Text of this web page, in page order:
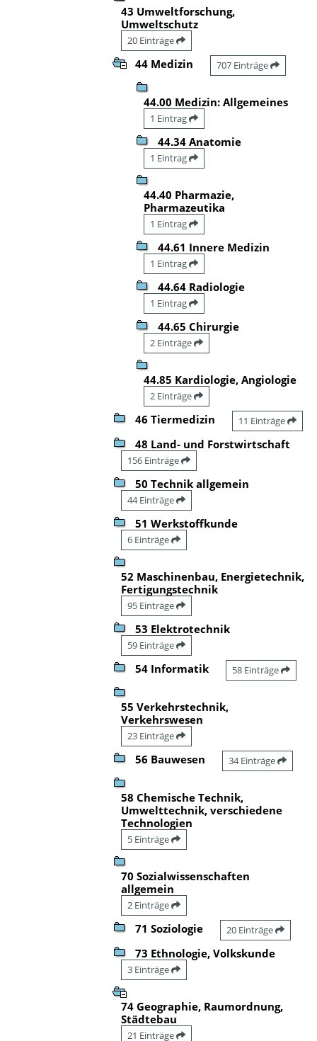
43 Umweltforschung,
Umweltschutz
20 Einträge
44 Medizin 707 Einträge
44.00 Medizin: Allgemeines
1 Eintrag
44.34 Anatomie
1 Eintrag
44.40 Pharmazie,
Pharmazeutika
1 Eintrag
44.61 Innere Medizin
1 Eintrag
44.64 Radiologie
1 Eintrag
44.65 Chirurgie
2 Einträge
44.85 Kardiologie, Angiologie
2 Einträge
46 Tiermedizin 11 Einträge
48 Land- und Forstwirtschaft
156 Einträge
50 Technik allgemein
44 Einträge
51 Werkstoffkunde
6 Einträge
52 Maschinenbau, Energietechnik,
Fertigungstechnik
95 Einträge
53 Elektrotechnik
59 Einträge
54 Informatik 58 Einträge
55 Verkehrstechnik,
Verkehrswesen
23 Einträge
56 Bauwesen 34 Einträge
58 Chemische Technik,
Umwelttechnik, verschiedene
Technologien
5 Einträge
70 Sozialwissenschaften
allgemein
2 Einträge
71 Soziologie 20 Einträge
73 Ethnologie, Volkskunde
3 Einträge
74 Geographie, Raumordnung,
Städtebau
21 Einträge